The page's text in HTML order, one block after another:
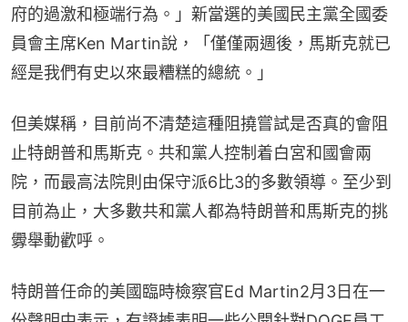
府的過激和極端行為。」新當選的美國民主黨全國委
員會主席Ken Martin說，「僅僅兩週後，馬斯克就已
經是我們有史以來最糟糕的總統。」
但美媒稱，目前尚不清楚這種阻撓嘗試是否真的會阻
止特朗普和馬斯克。共和黨人控制着白宮和國會兩
院，而最高法院則由保守派6比3的多數領導。至少到
目前為止，大多數共和黨人都為特朗普和馬斯克的挑
釁舉動歡呼。
特朗普任命的美國臨時檢察官Ed Martin2月3日在一